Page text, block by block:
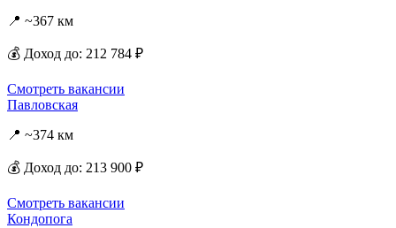
📍 ~367 км
💰 Доход до: 212 784 ₽
Смотреть вакансии
Павловская
📍 ~374 км
💰 Доход до: 213 900 ₽
Смотреть вакансии
Кондопога